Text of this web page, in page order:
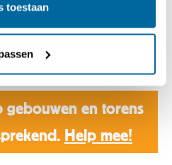
toestaan
2020, 15:52 |
997x
gebouwen en torens
Help mee!